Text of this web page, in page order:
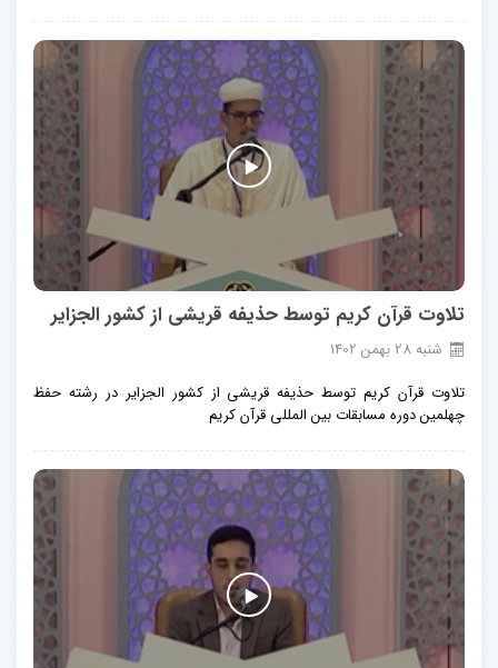
تلاوت قرآن کریم توسط حذیفه قریشی از کشور الجزایر
شنبه28 بهمن 1402
تلاوت قرآن کریم توسط حذیفه قریشی از کشور الجزایر در رشته حفظ
چهلمین دوره مسابقات بین المللی قرآن کریم